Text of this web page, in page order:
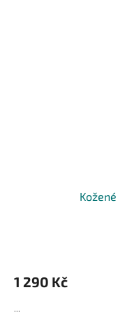
1 290 Kč
...